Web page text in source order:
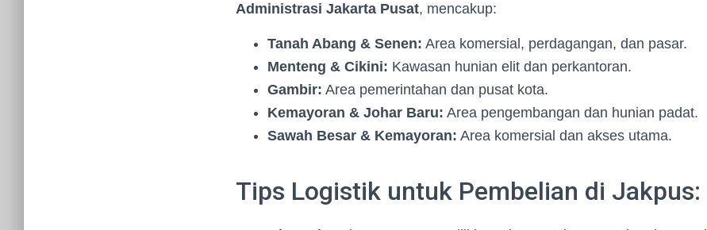
Administrasi Jakarta Pusat, mencakup:
Tanah Abang & Senen: Area komersial, perdagangan, dan pasar.
Menteng & Cikini: Kawasan hunian elit dan perkantoran.
Gambir: Area pemerintahan dan pusat kota.
Kemayoran & Johar Baru: Area pengembangan dan hunian padat.
Sawah Besar & Kemayoran: Area komersial dan akses utama.
Tips Logistik untuk Pembelian di Jakpus: